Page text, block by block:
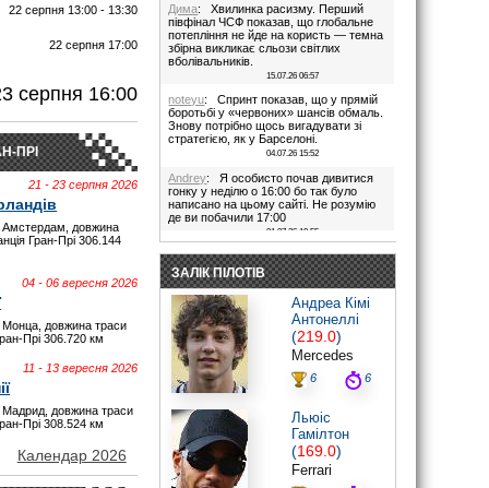
22 серпня 13:00 - 13:30
22 серпня 17:00
серпня 16:00
ПРІ
21 - 23 серпня 2026
Амстердам, довжина
Гран-Прі 306.144
04 - 06 вересня 2026
Монца, довжина траси
Прі 306.720 км
11 - 13 вересня 2026
Мадрид, довжина траси
Прі 308.524 км
Календар 2026
Дима: Хвилинка расизму. Перший
півфінал ЧСФ показав, що глобальне
потепління не йде на користь — темна
збірна викликає сльози світлих
вболівальників.
15.07.26 06:57
noteyu: Спринт показав, що у прямій
боротьбі у «червоних» шансів обмаль.
Знову потрібно щось вигадувати зі
стратегією, як у Барселоні.
04.07.26 15:52
Andrey: Я особисто почав дивитися
гонку у неділю о 16:00 бо так було
написано на цьому сайті. Не розумію
де ви побачили 17:00
01.07.26 19:55
Дима: Іди на..., я не заповнюю ці
поля. В 17:00 була квала, гонка була в
16:00. Якщо ти не здатен відкрити очі,
то хто тобі винен?
28.06.26 22:45
maxizh: Було написано початок в
17:00. Не трусі. Якщо руко-жоп, то
визнай і сиди тихесенько, вчись якісно
працювати.
28.06.26 22:22
Дима: То злийся нафіг звідси, початок
гонки в 16:00. Все правильно написано
було.
Червоних перехвалили. Що творили їх
стратеги в Австрії((
ЗАЛІК ПІЛОТІВ
Андреа Кімі
Антонеллі
(219.0)
Mercedes
6 6
Льюіс
Гамілтон
(169.0)
Ferrari